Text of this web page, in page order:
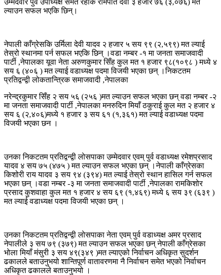
ल्याउन सफल भएकि छिन्।
नेपाली काँग्रेसकि उर्मिला देवी यादव २ हजार ५ सय ९९ (२,५९९) मत ल्याई
तेस्रो स्थानमा पर्न सफल भएकि छिन् ।वडा नम्बर -१ मा जनता समाजवादी
पार्टी ,नेपालका यूवा नेता अरुणकुमार सिँह कुल मत १ हजार ९८(१०९८ ) मध्ये ४
सय ६ (४०६ ) मत ल्याई वडाध्यक्ष पदमा विजयी भएका छन् ।निकटतम
प्रतिद्वन्द्वी लोकतान्त्रिक समाजवादी ,नेपालका
नरेन्द्रकुमार सिँह २ सय ५६ (२५६ )मत ल्याउन सफल भएका छन् वडा नम्बर -२
मा जनता समाजवादी पार्टी ,नेपालका मनरुदिन मियाँ ठकुराई कुल मत २ हजार ४
सय ६ (२,४०६)मध्ये १ हजार ३ सय ६१ (१,३६१) मत ल्याई वडाध्यक्ष पदमा
विजयी भएका छन ।
उनका निकटतम प्रतिद्वन्द्वी लोसपाका उम्मेदवार एवम् पुर्व वडाध्यक्ष रमेशप्रसाद
यादव ४ सय ७५ (४७५ ) मत ल्याउन सफल भएका छन् ।नेपाली काँग्रेसका
किशोरी राय यादव ३ सय ९४ (३९४) मत ल्याई तेस्रो स्थान हासिल गर्न सफल
भएका छन् ।वडा नम्बर -३ मा जनता समाजवादी पार्टी ,नेपालका रामकिशोर
प्रसाद कुशवाहा कुल मत १ हजार ४ सय ६९ (१,४६९) मध्ये ६ सय ३९ (६३९ )
मत ल्याई वडाध्यक्ष पदमा विजयी भएका छन् ।
उनका निकटतम प्रतिद्वन्द्वी लोसपाका नेता एवम् पुर्व वडाध्यक्ष अमर प्रसाद
नेपालीले ३ सय ७९ (३७९) मत ल्याउन सफल भएका छन् नेपाली काँग्रेसका
भोला मियाँ मंसुरी ३ सय ४९(३४९ )मत ल्याएको निर्वाचन अधिकृत सुदर्शन
ढकालले बताउनुभयो शान्तिपूर्ण वातावरणमा नै निर्वाचन समेत भएको निर्वाचन
अधिकृत ढकालले बताउनुभयो ।